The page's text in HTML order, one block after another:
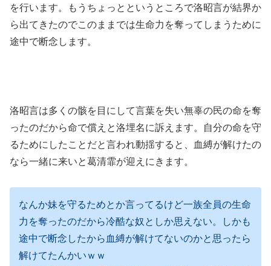
を行います。もうちょっとというところで洛昭言が結界か
ら出てきたのでこのままでは生命力を奪ってしまうために
途中で断念します。
洛昭言は多くの骸を目にして言葉を失い無辜の民の命を奪
ったのだから命で償えと洛埋名に訴えます。自分の命を守
るためにしたことだと言われ動揺すると、血縛が解けたの
なら一緒に来いと葛清霏が迎えにきます。
なんか妹を守るためとか言ってるけど一族全員の生命
力を奪ったのだから冷酷な奴としか思えない。しかも
途中で断念したから血縛が解けてないのかと思ったら
解けてたんかいｗｗ